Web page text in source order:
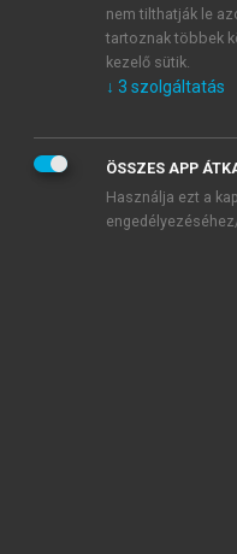
mersz.huoldalak
tudomásul veszem és
nem tilthatják le
tartoznak többek
kezelő sütik.
↓ 3 szolgáltatás
ÖSSZES APP
Használja ezt a